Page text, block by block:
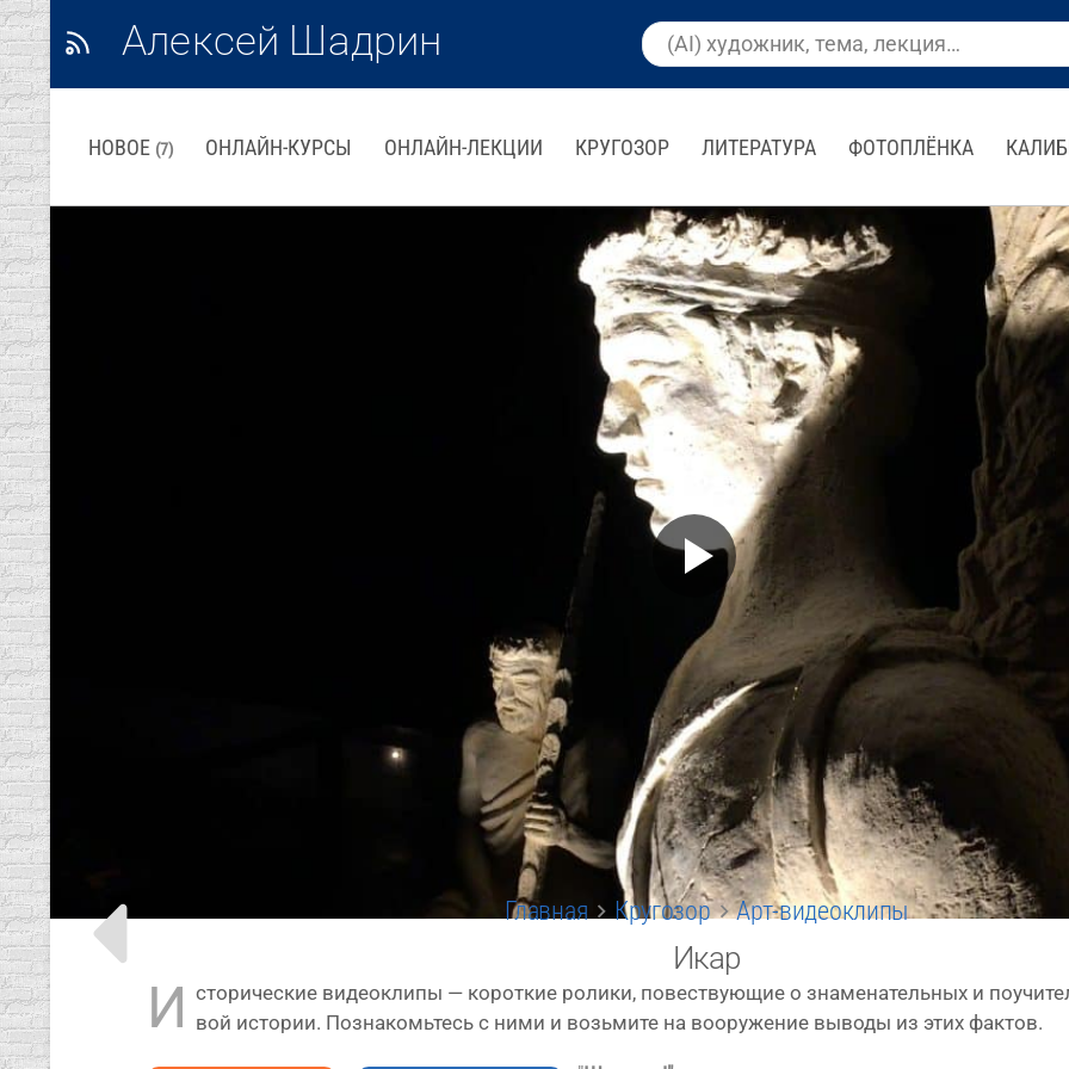
Алексей Шадрин
НОВОЕ (7) ОНЛАЙН-КУРСЫ ОНЛАЙН-ЛЕКЦИИ КРУГОЗОР ЛИТЕРАТУРА ФОТОПЛЁНКА
Главная Кругозор Арт-видеоклипы
Икар
И сто­ри­че­ские видео­кли­пы — корот­кие роли­ки, повест­ву­ю­щие о зна­ме­на­тель­ных и
вой исто­рии. Познакомьтесь с ними и возь­ми­те на воору­же­ние выво­ды из этих фактов.